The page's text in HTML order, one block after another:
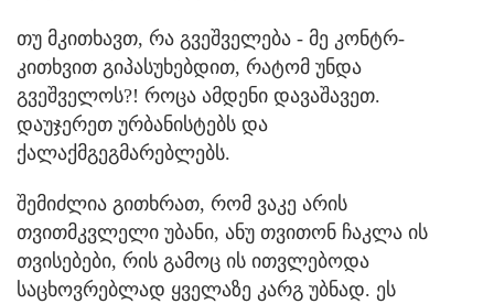
თუ მკითხავთ, რა გვეშველება - მე კონტრ-
კითხვით გიპასუხებდით, რატომ უნდა
გვეშველოს?! როცა ამდენი დავაშავეთ.
დაუჯერეთ ურბანისტებს და
ქალაქმგეგმარებლებს.
შემიძლია გითხრათ, რომ ვაკე არის
თვითმკვლელი უბანი, ანუ თვითონ ჩაკლა ის
თვისებები, რის გამოც ის ითვლებოდა
საცხოვრებლად ყველაზე კარგ უბნად. ეს